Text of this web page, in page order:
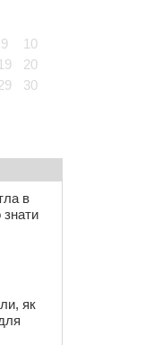
9
10
19
20
30
в
знати
як